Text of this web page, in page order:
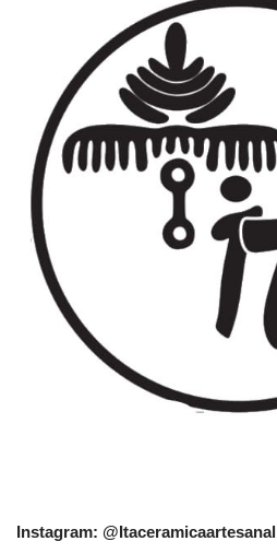
Instagram: @Itaceramicaartesanal